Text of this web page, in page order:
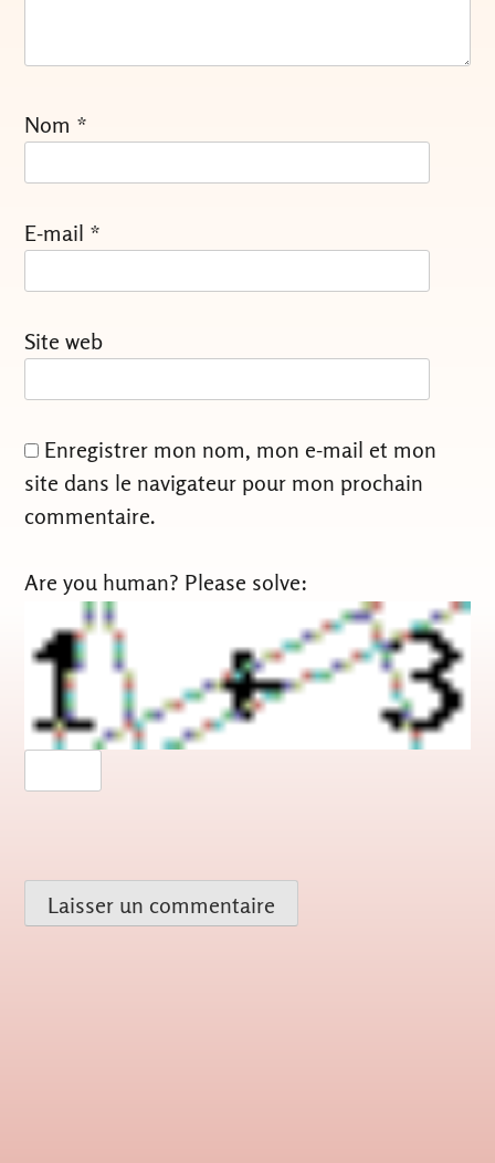
Nom *
E-mail *
Site web
Enregistrer mon nom, mon e-mail et mon
site dans le navigateur pour mon prochain
commentaire.
Are you human? Please solve: